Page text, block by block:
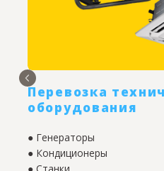
Перевозка
оборудования
● Генераторы
● Кондиционеры